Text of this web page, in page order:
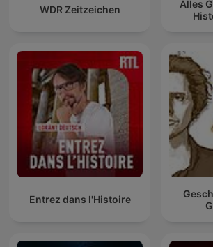
WDR Zeitzeichen
Alles
Entrez dans l'Histoire